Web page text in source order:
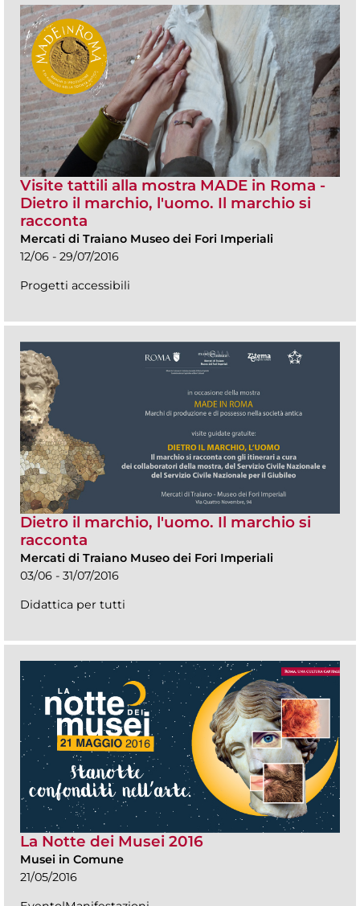
Visite tattili alla mostra MADE in Roma -
Dietro il marchio, l'uomo. Il marchio si
racconta
Mercati di Traiano Museo dei Fori Imperiali
12/06 - 29/07/2016
Progetti accessibili
Dietro il marchio, l'uomo. Il marchio si
racconta
Mercati di Traiano Museo dei Fori Imperiali
03/06 - 31/07/2016
Didattica per tutti
La Notte dei Musei 2016
Musei in Comune
21/05/2016